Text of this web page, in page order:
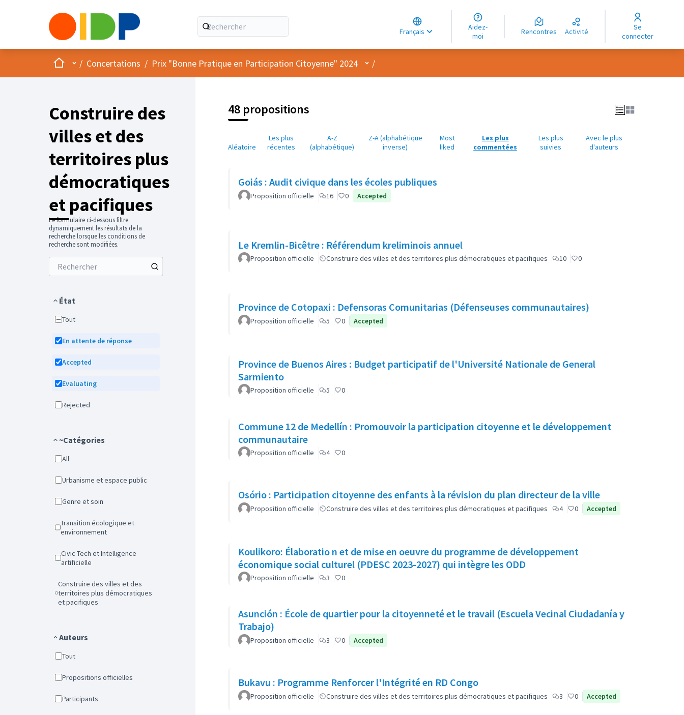
Français
Choose language
Choisir la langue
Elegir el idioma
Aidez-
moi
Rencontres Activité
Se
connecter
AccueilMenu principal
/ Concertations / Prix "Bonne Pratique en Participation Citoyenne" 2024 Menu utilisateur
/
Construire des
villes et des
territoires plus
démocratiques
et pacifiques
Le formulaire ci-dessous filtre
dynamiquement les résultats de la
recherche lorsque les conditions de
recherche sont modifiées.
État
Tout
En attente de réponse
Accepted
Evaluating
Rejected
~Catégories
All
Urbanisme et espace public
Genre et soin
Transition écologique et
environnement
Civic Tech et Intelligence
artificielle
Construire des villes et des
territoires plus démocratiques
et pacifiques
Auteurs
Tout
Propositions officielles
Participants
48 propositions
Aléatoire
Les plus
récentes
A-Z
(alphabétique)
Z-A (alphabétique
inverse)
Most
liked
Les plus
commentées
Les plus
suivies
Avec le plus
d'auteurs
Goiás : Audit civique dans les écoles publiques
Proposition officielle 16 0 Accepted
Le Kremlin-Bicêtre : Référendum kreliminois annuel
Proposition officielle Construire des villes et des territoires plus démocratiques et pacifiques 10 0
Province de Cotopaxi : Defensoras Comunitarias (Défenseuses communautaires)
Proposition officielle 5 0 Accepted
Province de Buenos Aires : Budget participatif de l'Université Nationale de General
Sarmiento
Proposition officielle 5 0
Commune 12 de Medellín : Promouvoir la participation citoyenne et le développement
communautaire
Proposition officielle 4 0
Osório : Participation citoyenne des enfants à la révision du plan directeur de la ville
Proposition officielle Construire des villes et des territoires plus démocratiques et pacifiques 4 0 Accepted
Koulikoro: Élaboratio n et de mise en oeuvre du programme de développement
économique social culturel (PDESC 2023-2027) qui intègre les ODD
Proposition officielle 3 0
Asunción : École de quartier pour la citoyenneté et le travail (Escuela Vecinal Ciudadanía y
Trabajo)
Proposition officielle 3 0 Accepted
Bukavu : Programme Renforcer l'Intégrité en RD Congo
Proposition officielle Construire des villes et des territoires plus démocratiques et pacifiques 3 0 Accepted